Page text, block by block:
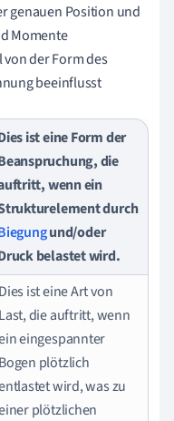
genauen Position und
Momente
der Form des
beeinflusst
ist eine Form der
die
wenn ein
durch
und/oder
belastet wird.
Dies ist eine Art von
Last, die auftritt, wenn
eingespannter
Bogen plötzlich
wird, was zu
plötzlichen